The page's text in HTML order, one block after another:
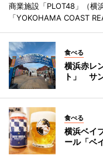
商業施設「PLOT48」（横
「YOKOHAMA COAST
食べる
横浜赤レ
ト」 サ
食べる
横浜ベイ
ール「ベ